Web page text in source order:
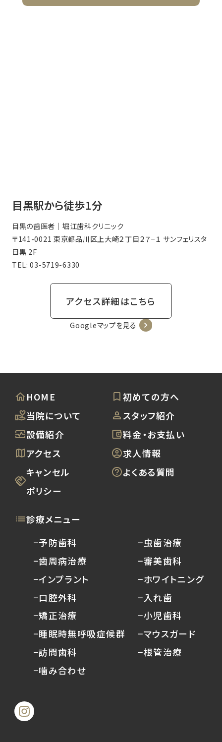
目黒駅から徒歩1分
目黒の歯医者｜堀江歯科クリニック
〒141-0021 東京都品川区上大崎２丁目２７−１ サンフェリスタ
目黒 2F
TEL:03-5719-6330
アクセス詳細はこちら
Googleマップを見る
HOME
初めての方へ
当院について
スタッフ紹介
設備紹介
料金・お支払い
アクセス
求人情報
キャンセル
ポリシー
よくある質問
診療メニュー
−予防歯科
−歯周病治療
−インプラント
−口腔外科
−矯正治療
−睡眠時無呼吸症候群
−訪問歯科
−噛み合わせ
−虫歯治療
−審美歯科
−ホワイトニング
−入れ歯
−小児歯科
−マウスガード
−根管治療